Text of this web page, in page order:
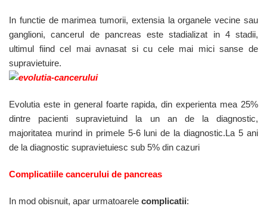
In functie de marimea tumorii, extensia la organele vecine sau
ganglioni, cancerul de pancreas este stadializat in 4 stadii,
ultimul fiind cel mai avnasat si cu cele mai mici sanse de
supravietuire.
Evolutia este in general foarte rapida, din experienta mea 25%
dintre pacienti supravietuind la un an de la diagnostic,
majoritatea murind in primele 5-6 luni de la diagnostic.La 5 ani
de la diagnostic supravietuiesc sub 5% din cazuri
Complicatiile cancerului de pancreas
In mod obisnuit, apar urmatoarele complicatii: